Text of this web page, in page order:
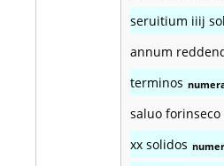
seruitium iiij
annum
terminos
saluo
xx solidos